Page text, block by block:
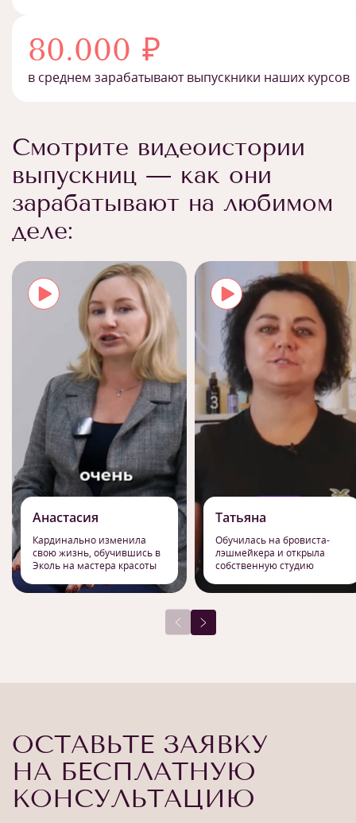
80.000 ₽
в среднем зарабатывают выпускники наших курсов
Смотрите видеоистории
выпускниц — как они
зарабатывают на любимом
деле:
Анастасия
Кардинально изменила
свою жизнь, обучившись в
Эколь на мастера красоты
Татьяна
Обучилась на бровиста-
лэшмейкера и открыла
собственную студию
ОСТАВЬТЕ ЗАЯВКУ
НА БЕСПЛАТНУЮ
КОНСУЛЬТАЦИЮ